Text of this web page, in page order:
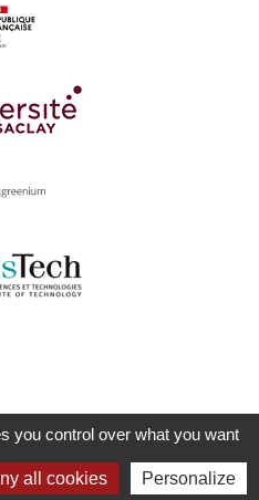
you control over what you want
all cookies Personalize